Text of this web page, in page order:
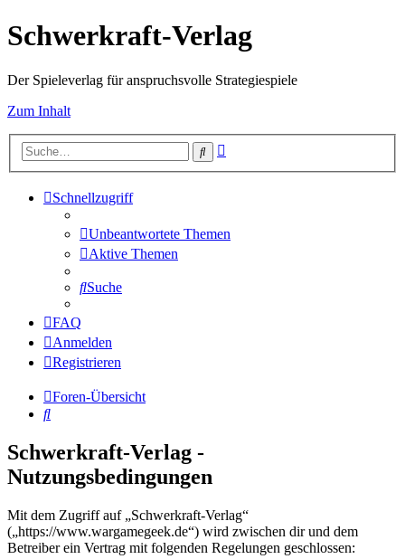
Schwerkraft-Verlag
Der Spieleverlag für anspruchsvolle Strategiespiele
Zum Inhalt
Suche
Schnellzugriff
Unbeantwortete Themen
Aktive Themen
Suche
FAQ
Anmelden
Registrieren
Foren-Übersicht
Suche
Schwerkraft-Verlag -
Nutzungsbedingungen
Mit dem Zugriff auf „Schwerkraft-Verlag“
(„https://www.wargamegeek.de“) wird zwischen dir und dem
Betreiber ein Vertrag mit folgenden Regelungen geschlossen: